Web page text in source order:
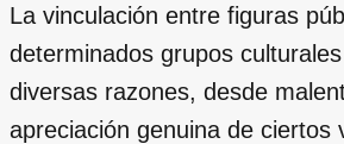
La vinculación entre figuras
determinados grupos
diversas razones, desde
apreciación genuina de ciertos